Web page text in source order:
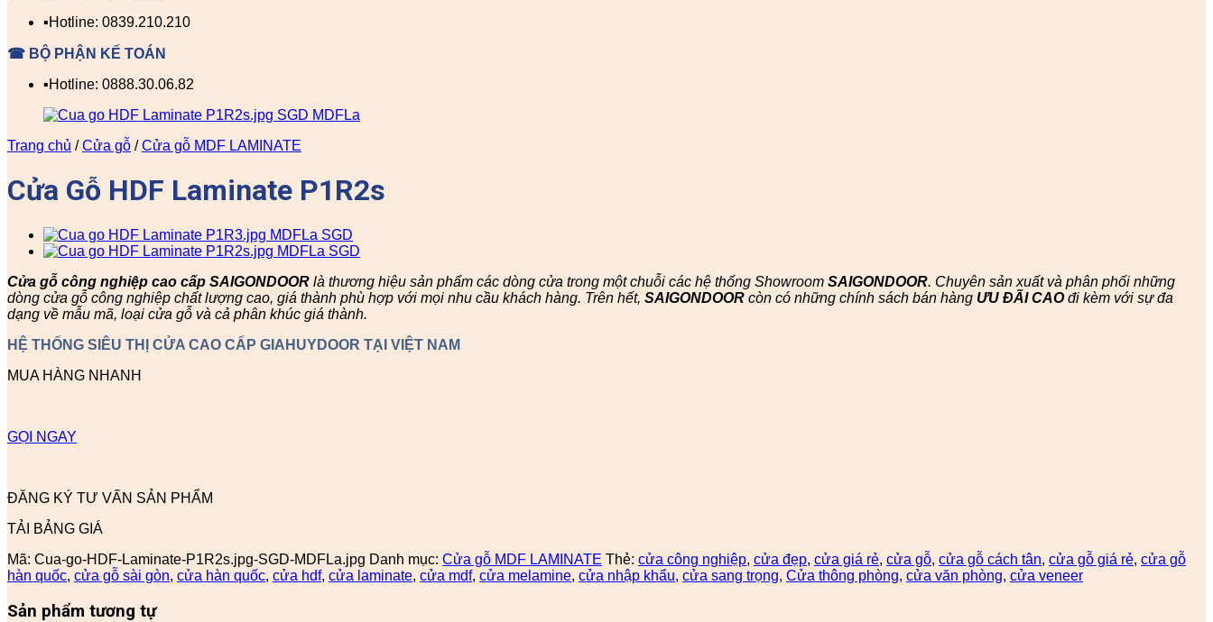
▪️Hotline: 0839.210.210
☎ BỘ PHẬN KẾ TOÁN
▪️Hotline: 0888.30.06.82
Trang chủ / Cửa gỗ / Cửa gỗ MDF LAMINATE
Cửa Gỗ HDF Laminate P1R2s
Cửa gỗ công nghiệp cao cấp SAIGONDOOR là thương hiệu sản phẩm các dòng cửa trong một chuỗi các hệ thống Showroom SAIGONDOOR. Chuyên sản xuất và phân phối những
dòng cửa gỗ công nghiệp chất lượng cao, giá thành phù hợp với mọi nhu cầu khách hàng. Trên hết, SAIGONDOOR còn có những chính sách bán hàng ƯU ĐÃI CAOđi kèm với sự đa
dạng về mẫu mã, loại cửa gỗ và cả phân khúc giá thành.
HỆ THỐNG SIÊU THỊ CỬA CAO CẤP GIAHUYDOOR TẠI VIỆT NAM
MUA HÀNG NHANH
GỌI NGAY
ĐĂNG KÝ TƯ VẤN SẢN PHẨM
TẢI BẢNG GIÁ
Mã: Cua-go-HDF-Laminate-P1R2s.jpg-SGD-MDFLa.jpg Danh mục: Cửa gỗ MDF LAMINATE Thẻ: cửa công nghiệp, cửa đẹp, cửa giá rẻ, cửa gỗ, cửa gỗ cách tân, cửa gỗ giá rẻ, cửa gỗ
hàn quốc, cửa gỗ sài gòn, cửa hàn quốc, cửa hdf, cửa laminate, cửa mdf, cửa melamine, cửa nhập khẩu, cửa sang trọng, Cửa thông phòng, cửa văn phòng, cửa veneer
Sản phẩm tương tự